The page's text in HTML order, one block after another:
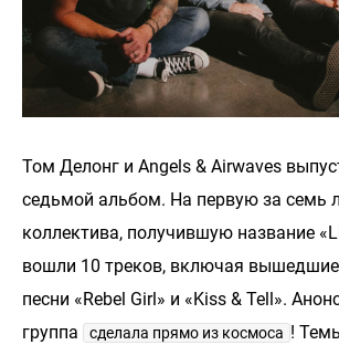
Том Делонг и Angels & Airwaves
седьмой альбом. На первую за семь
коллектива, получившую название
вошли 10 треков, включая
песни «Rebel Girl» и «Kiss & Tell».
группа
сделала прямо из космоса !